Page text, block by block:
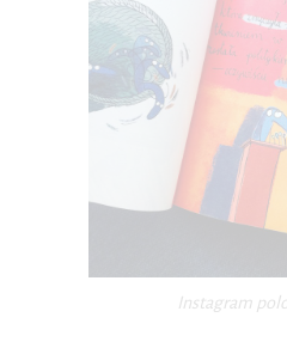
Instagram